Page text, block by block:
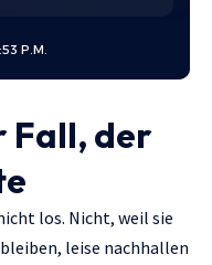
P.M.
Fall, der
los. Nicht, weil sie
leise nachhallen